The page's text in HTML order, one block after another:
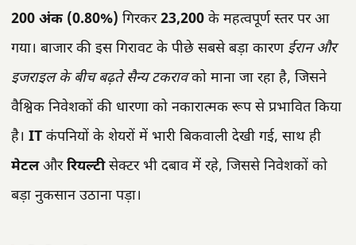
200 अंक (0.80%) गिरकर23,200 के महत्वपूर्ण स्तर पर आ
गया। बाजार की इस गिरावट के पीछे सबसे बड़ा कारण ईरान और
इजराइल के बीच बढ़ते सैन्य टकरावको माना जा रहा है, जिसने
वैश्विक निवेशकों की धारणा को नकारात्मक रूप से प्रभावित किया
है। IT कंपनियों के शेयरों में भारी बिकवाली देखी गई, साथ ही
मेटलऔररियल्टीसेक्टर भी दबाव में रहे, जिससे निवेशकों को
बड़ा नुकसान उठाना पड़ा।